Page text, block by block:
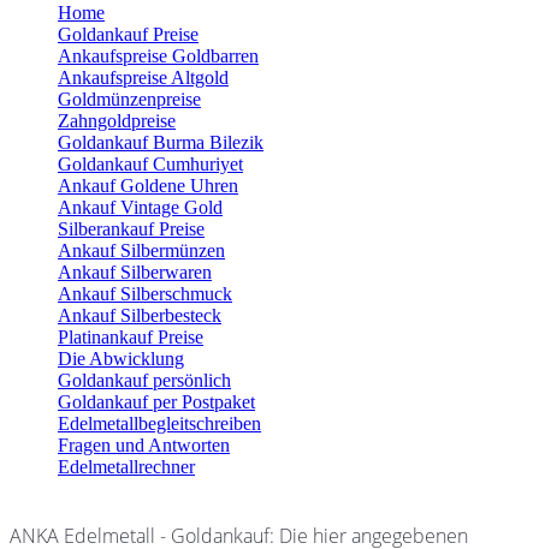
Home
Goldankauf Preise
Ankaufspreise Goldbarren
Ankaufspreise Altgold
Goldmünzenpreise
Zahngoldpreise
Goldankauf Burma Bilezik
Goldankauf Cumhuriyet
Ankauf Goldene Uhren
Ankauf Vintage Gold
Silberankauf Preise
Ankauf Silbermünzen
Ankauf Silberwaren
Ankauf Silberschmuck
Ankauf Silberbesteck
Platinankauf Preise
Die Abwicklung
Goldankauf persönlich
Goldankauf per Postpaket
Edelmetallbegleitschreiben
Fragen und Antworten
Edelmetallrechner
ANKA Edelmetall - Goldankauf: Die hier angegebenen